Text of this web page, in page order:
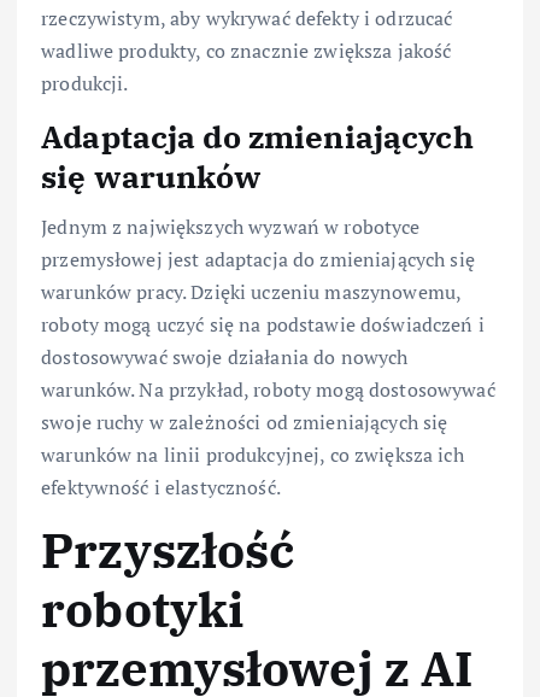
rzeczywistym, aby wykrywać defekty i odrzucać
wadliwe produkty, co znacznie zwiększa jakość
produkcji.
Adaptacja do zmieniających
się warunków
Jednym z największych wyzwań w robotyce
przemysłowej jest adaptacja do zmieniających się
warunków pracy. Dzięki uczeniu maszynowemu,
roboty mogą uczyć się na podstawie doświadczeń i
dostosowywać swoje działania do nowych
warunków. Na przykład, roboty mogą dostosowywać
swoje ruchy w zależności od zmieniających się
warunków na linii produkcyjnej, co zwiększa ich
efektywność i elastyczność.
Przyszłość
robotyki
przemysłowej z AI